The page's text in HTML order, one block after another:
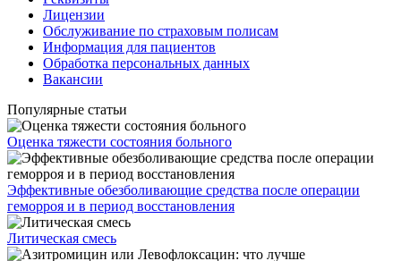
Лицензии
Обслуживание по страховым полисам
Информация для пациентов
Обработка персональных данных
Вакансии
Популярные статьи
Оценка тяжести состояния больного
Эффективные обезболивающие средства после операции
геморроя и в период восстановления
Литическая смесь